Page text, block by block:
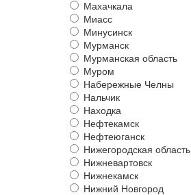
Махачкала
Миасс
Минусинск
Мурманск
Мурманская область
Муром
Набережные Челны
Нальчик
Находка
Нефтекамск
Нефтеюганск
Нижегородская область
Нижневартовск
Нижнекамск
Нижний Новгород